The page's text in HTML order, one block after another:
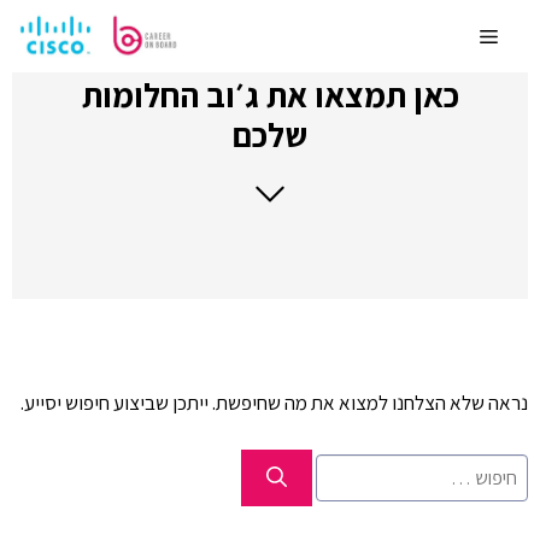
לתוכןMenu
כאן תמצאו את ג׳וב החלומות
שלכם
נראה שלא הצלחנו למצוא את מה שחיפשת. ייתכן שביצוע חיפוש יסייע.
חיפוש: